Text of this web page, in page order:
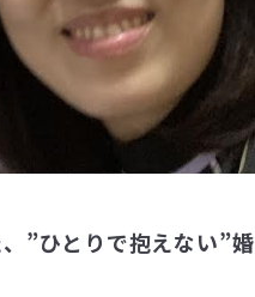
”ひとりで抱えない”婚